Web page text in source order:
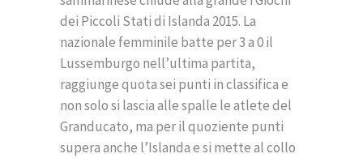
dei Piccoli Stati di Islanda 2015. La
nazionale femminile batte per 3 a 0 il
Lussemburgo nell’ultima partita,
raggiunge quota sei punti in classifica e
non solo si lascia alle spalle le atlete del
Granducato, ma per il quoziente punti
supera anche l’Islanda e si mette al collo